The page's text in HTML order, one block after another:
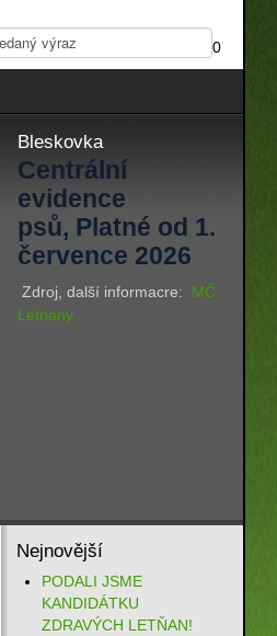
0
Bleskovka
Centrální
evidence
psů, Platné od 1.
července 2026
Zdroj, další informacre: MČ
Letnany
Nejnovější
PODALI JSME
KANDIDÁTKU
ZDRAVÝCH LETŇAN!